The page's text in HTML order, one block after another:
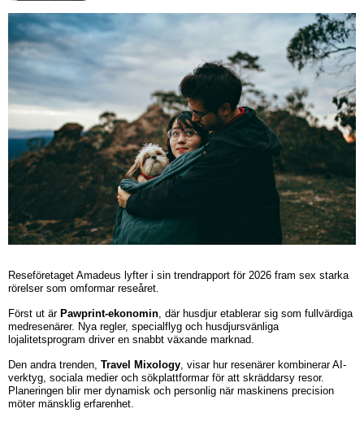
Reseföretaget Amadeus lyfter i sin trendrapport för 2026 fram sex starka
rörelser som omformar reseåret.
Först ut är Pawprint-ekonomin, där husdjur etablerar sig som fullvärdiga
medresenärer. Nya regler, specialflyg och husdjursvänliga
lojalitetsprogram driver en snabbt växande marknad.
Den andra trenden, Travel Mixology, visar hur resenärer kombinerar AI-
verktyg, sociala medier och sökplattformar för att skräddarsy resor.
Planeringen blir mer dynamisk och personlig när maskinens precision
möter mänsklig erfarenhet.